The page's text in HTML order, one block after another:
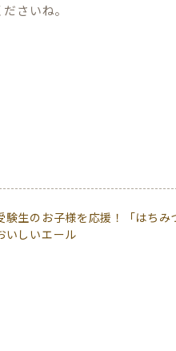
さいね。
験生のお子様を応援！「はちみ
いしいエール